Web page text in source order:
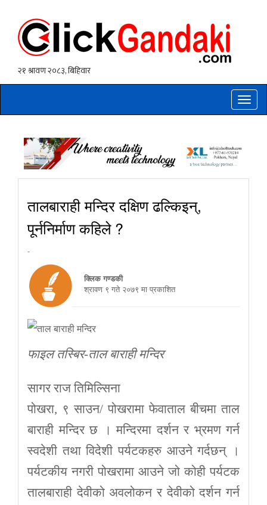
Toggle
तालबाराही मन्दिर दक्षिण ढल्किइन्,
पूर्ननिर्माण कहिले ?
-
क्लिक गण्डकी
श्रावण ९ गते २०७९ मा प्रकाशित
फाइल तस्बिर-ताल बाराही मन्दिर
सागर राज तिमिल्सिना
पोखरा, ९ साउन/ पोखरामा फेवाताल बीचमा ताल
बाराही मन्दिर छ । मन्दिरमा दर्शन र भ्रमण गर्न
स्वदेशी तथा विदेशी पर्यटकहरु आउने गर्दछन् ।
पर्यटकीय नगरी पोखरामा आउने जो कोही पर्यटक
तालबाराही देवीको अवलोकन र देवीको दर्शन गर्न